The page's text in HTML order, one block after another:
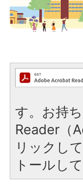
す。お持
Reader（
リックし
トールし